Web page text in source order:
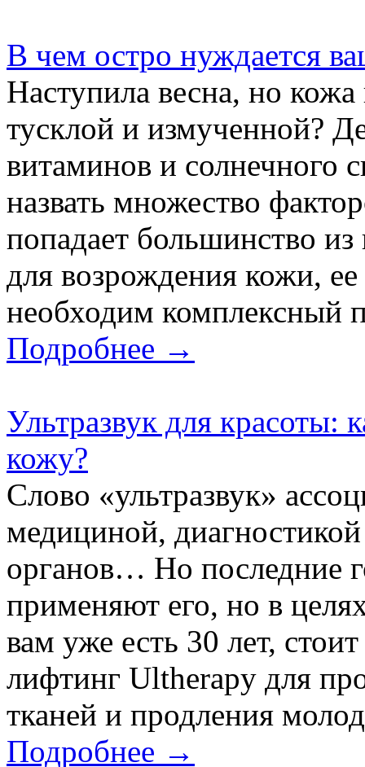
В чем остро нуждается
Наступила весна, но
тусклой и измученной?
витаминов и
назвать множество
попадает большинство из
для возрождения кожи,
необходим комплексный
Подробнее →
Ультразвук для красоты:
кожу?
Слово «ультразвук»
медициной,
органов… Но последние
применяют его, но в
вам уже есть 30 лет,
лифтинг Ultherapy для
тканей и продления
Подробнее →